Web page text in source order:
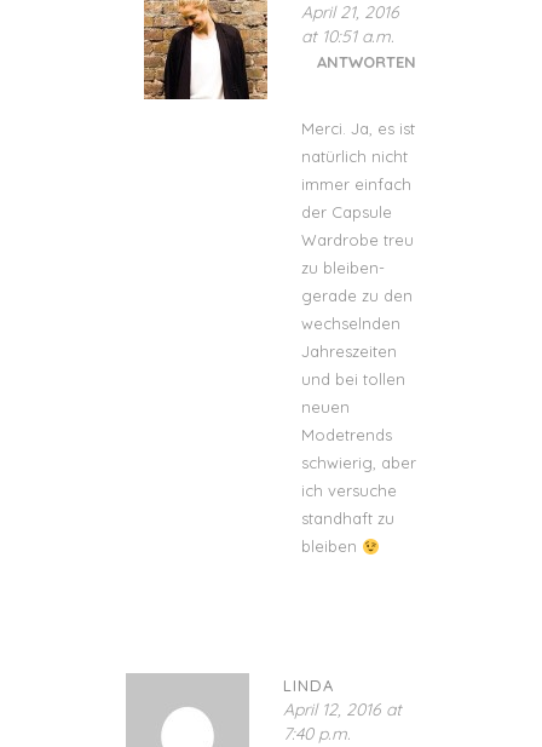
April 21, 2016
at 10:51 a.m.
ANTWORTEN
Merci. Ja, es ist
natürlich nicht
immer einfach
der Capsule
Wardrobe treu
zu bleiben-
gerade zu den
wechselnden
Jahreszeiten
und bei tollen
neuen
Modetrends
schwierig, aber
ich versuche
standhaft zu
bleiben
LINDA
April 12, 2016 at
7:40 p.m.